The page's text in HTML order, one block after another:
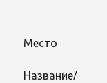
Место
Название/